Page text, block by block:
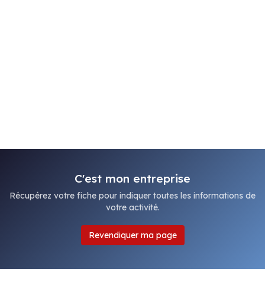
C'est mon entreprise
Récupérez votre fiche pour indiquer toutes les informations de
votre activité.
Revendiquer ma page